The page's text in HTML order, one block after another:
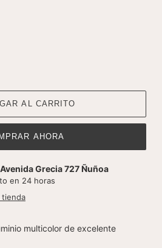
AL CARRITO
AHORA
Avenida Grecia 727 Ñuñoa
en 24 horas
tienda
multicolor de excelente